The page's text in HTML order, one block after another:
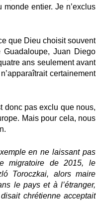
entier. Je n’exclus
que Dieu choisit souvent
Juan Diego
ans seulement avant
certainement
donc pas exclu que nous,
Mais pour cela, nous
en ne laissant pas
migratoire de 2015, le
Toroczkai, alors maire
le pays et à l’étranger,
chrétienne acceptait